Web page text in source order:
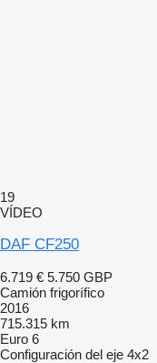
19
VÍDEO
DAF CF250
6.719 € 5.750 GBP
Camión frigorífico
2016
715.315 km
Euro 6
Configuración del eje 4x2